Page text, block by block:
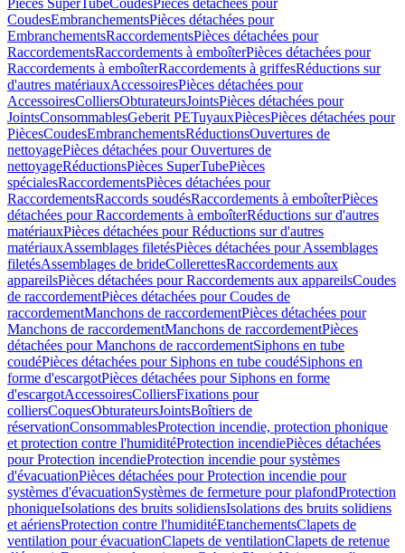
Pièces SuperTubeCoudesPièces détachées pour
CoudesEmbranchementsPièces détachées pour
EmbranchementsRaccordementsPièces détachées pour
RaccordementsRaccordements à emboîterPièces détachées pour
Raccordements à emboîterRaccordements à griffesRéductions sur
d'autres matériauxAccessoiresPièces détachées pour
AccessoiresColliersObturateursJointsPièces détachées pour
JointsConsommablesGeberit PETuyauxPiècesPièces détachées pour
PiècesCoudesEmbranchementsRéductionsOuvertures de
nettoyagePièces détachées pour Ouvertures de
nettoyageRéductionsPièces SuperTubePièces
spécialesRaccordementsPièces détachées pour
RaccordementsRaccords soudésRaccordements à emboîterPièces
détachées pour Raccordements à emboîterRéductions sur d'autres
matériauxPièces détachées pour Réductions sur d'autres
matériauxAssemblages filetésPièces détachées pour Assemblages
filetésAssemblages de brideCollerettesRaccordements aux
appareilsPièces détachées pour Raccordements aux appareilsCoudes
de raccordementPièces détachées pour Coudes de
raccordementManchons de raccordementPièces détachées pour
Manchons de raccordementManchons de raccordementPièces
détachées pour Manchons de raccordementSiphons en tube
coudéPièces détachées pour Siphons en tube coudéSiphons en
forme d'escargotPièces détachées pour Siphons en forme
d'escargotAccessoiresColliersFixations pour
colliersCoquesObturateursJointsBoîtiers de
réservationConsommablesProtection incendie, protection phonique
et protection contre l'humiditéProtection incendiePièces détachées
pour Protection incendieProtection incendie pour systèmes
d'évacuationPièces détachées pour Protection incendie pour
systèmes d'évacuationSystèmes de fermeture pour plafondProtection
phoniqueIsolations des bruits solidiensIsolations des bruits solidiens
et aériensProtection contre l'humiditéEtanchementsClapets de
ventilation pour évacuationClapets de ventilationClapets de retenue